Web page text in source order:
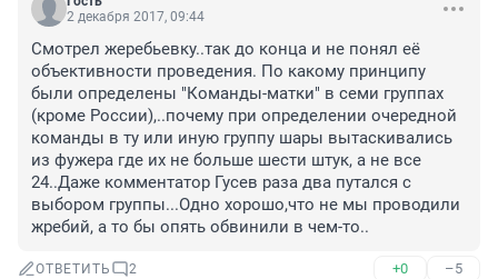
2 декабря 2017, 09:44
Смотрел жеребьевку..так до конца и не понял её
объективности проведения. По какому принципу
были определены "Команды-матки" в семи группах
(кроме России),..почему при определении очередной
команды в ту или иную группу шары вытаскивались
из фужера где их не больше шести штук, а не все
24..Даже комментатор Гусев раза два путался с
выбором группы...Одно хорошо,что не мы проводили
жребий, а то бы опять обвинили в чем-то..
ОТВЕТИТЬ 2 +0 –5